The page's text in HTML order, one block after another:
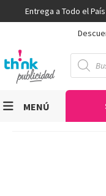
Entrega a Todo el País
de
MENÚ